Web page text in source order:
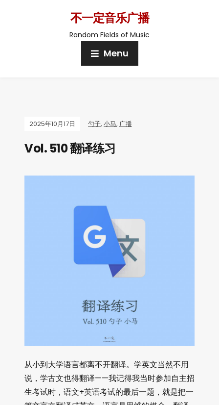
不一定音乐广播
Random Fields of Music
Menu
2025年10月17日 勺子, 小马, 广播
Vol. 510 翻译练习
从小到大学语言都离不开翻译。学英文当然不用
说，学古文也得翻译——我记得我当时参加自主招
生考试时，语文+英语考试的最后一题，就是把一